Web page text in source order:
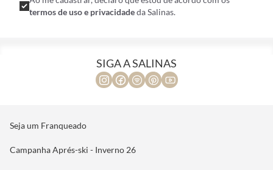
termos de uso e privacidadeda Salinas.
SIGA A SALINAS
Seja um Franqueado
Campanha Aprés-ski - Inverno 26